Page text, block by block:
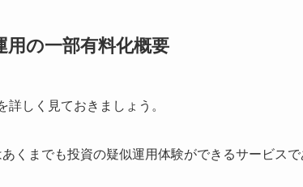
の一部有料化概要
詳しく見ておきましょう。
くまでも投資の疑似運用体験ができるサービス